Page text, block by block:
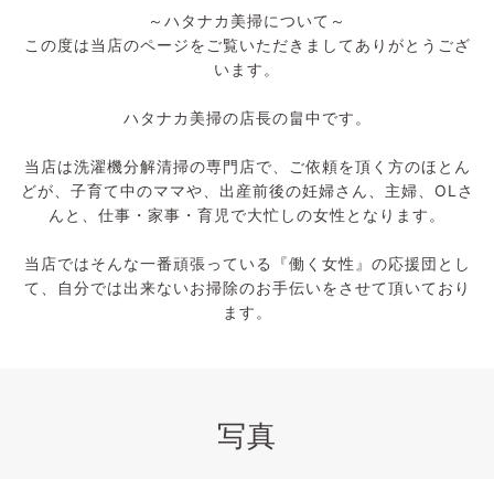
～ハタナカ美掃について～
この度は当店のページをご覧いただきましてありがとうござ
います。
ハタナカ美掃の店長の畠中です。
当店は洗濯機分解清掃の専門店で、ご依頼を頂く方のほとん
どが、子育て中のママや、出産前後の妊婦さん、主婦、OLさ
んと、仕事・家事・育児で大忙しの女性となります。
当店ではそんな一番頑張っている『働く女性』の応援団とし
て、自分では出来ないお掃除のお手伝いをさせて頂いており
ます。
写真